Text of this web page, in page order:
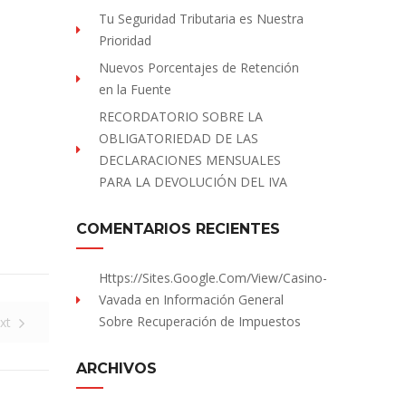
Tu Seguridad Tributaria es Nuestra
Prioridad
Nuevos Porcentajes de Retención
en la Fuente
RECORDATORIO SOBRE LA
OBLIGATORIEDAD DE LAS
DECLARACIONES MENSUALES
PARA LA DEVOLUCIÓN DEL IVA
COMENTARIOS RECIENTES
Https://sites.Google.com/view/Casino-
Vavada en Información General
Sobre Recuperación de Impuestos
ARCHIVOS